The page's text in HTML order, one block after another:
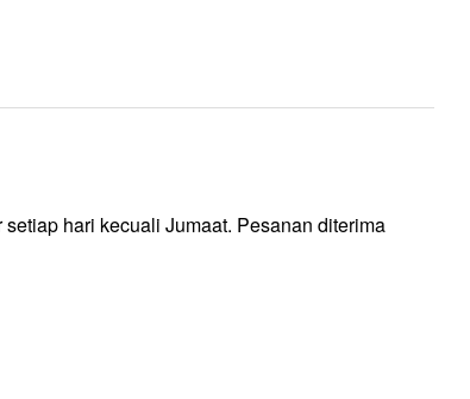
hari kecuali Jumaat. Pesanan diterima